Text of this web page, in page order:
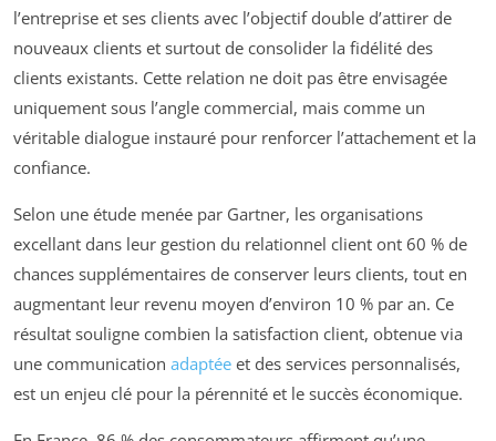
l’entreprise et ses clients avec l’objectif double d’attirer de
nouveaux clients et surtout de consolider la fidélité des
clients existants. Cette relation ne doit pas être envisagée
uniquement sous l’angle commercial, mais comme un
véritable dialogue instauré pour renforcer l’attachement et la
confiance.
Selon une étude menée par Gartner, les organisations
excellant dans leur gestion du relationnel client ont 60 % de
chances supplémentaires de conserver leurs clients, tout en
augmentant leur revenu moyen d’environ 10 % par an. Ce
résultat souligne combien la satisfaction client, obtenue via
une communication adaptée et des services personnalisés,
est un enjeu clé pour la pérennité et le succès économique.